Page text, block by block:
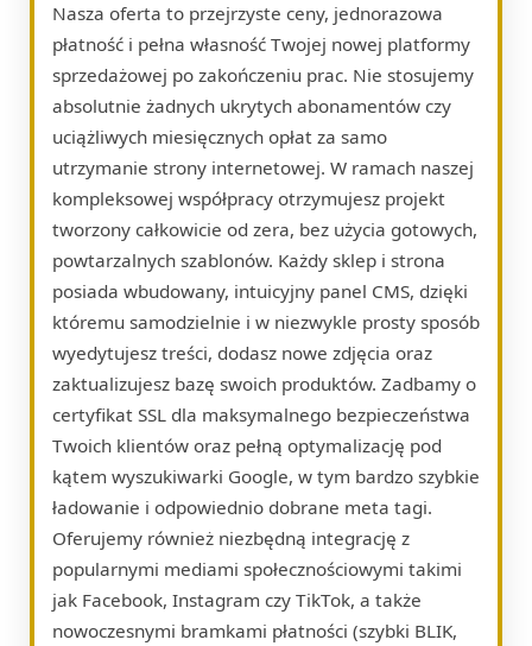
Nasza oferta to przejrzyste ceny, jednorazowa
płatność i pełna własność Twojej nowej platformy
sprzedażowej po zakończeniu prac. Nie stosujemy
absolutnie żadnych ukrytych abonamentów czy
uciążliwych miesięcznych opłat za samo
utrzymanie strony internetowej. W ramach naszej
kompleksowej współpracy otrzymujesz projekt
tworzony całkowicie od zera, bez użycia gotowych,
powtarzalnych szablonów. Każdy sklep i strona
posiada wbudowany, intuicyjny panel CMS, dzięki
któremu samodzielnie i w niezwykle prosty sposób
wyedytujesz treści, dodasz nowe zdjęcia oraz
zaktualizujesz bazę swoich produktów. Zadbamy o
certyfikat SSL dla maksymalnego bezpieczeństwa
Twoich klientów oraz pełną optymalizację pod
kątem wyszukiwarki Google, w tym bardzo szybkie
ładowanie i odpowiednio dobrane meta tagi.
Oferujemy również niezbędną integrację z
popularnymi mediami społecznościowymi takimi
jak Facebook, Instagram czy TikTok, a także
nowoczesnymi bramkami płatności (szybki BLIK,